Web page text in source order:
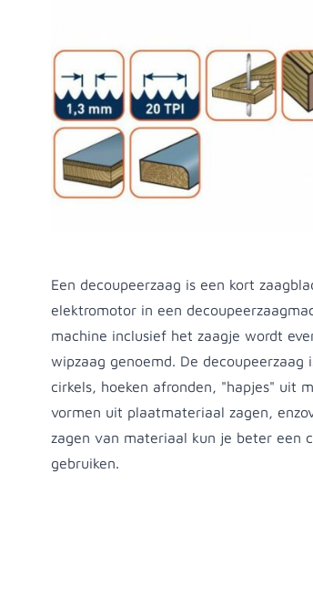
Decoupeerzaagblad DC420 / T345XF
Een decoupeerzaag is een kort
elektromotor in een
machine inclusief het zaagje wordt
wipzaag genoemd. De
cirkels, hoeken afronden, "hapjes" uit
vormen uit plaatmateriaal zagen,
zagen van materiaal kun je beter een
gebruiken.